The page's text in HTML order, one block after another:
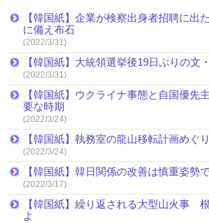
【韓国紙】企業が検察出身者招聘に
に備え布石
(2022/3/31)
【韓国紙】大統領選挙後19日ぶりの文
(2022/3/31)
【韓国紙】ウクライナ事態と自国優
要な時期
(2022/3/24)
【韓国紙】執務室の龍山移転計画めぐ
(2022/3/24)
【韓国紙】韓日関係の改善は慎重姿勢
(2022/3/17)
【韓国紙】繰り返される大型山火事
よ